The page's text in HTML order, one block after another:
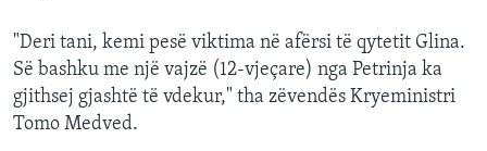
"Deri tani, kemi pesë viktima në afërsi të qytetit Glina.
Së bashku me një vajzë (12-vjeçare) nga Petrinja ka
gjithsej gjashtë të vdekur," tha zëvendës Kryeministri
Tomo Medved.